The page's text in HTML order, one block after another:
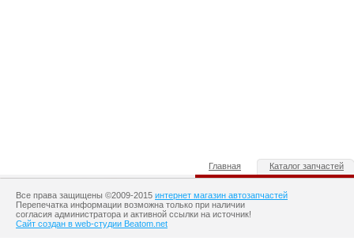
Главная Каталог запчастей
Все права защищены ©2009-2015 интернет магазин автозапчастей
Перепечатка информации возможна только при наличии
согласия администратора и активной ссылки на источник!
Сайт создан в web-студии Beatom.net